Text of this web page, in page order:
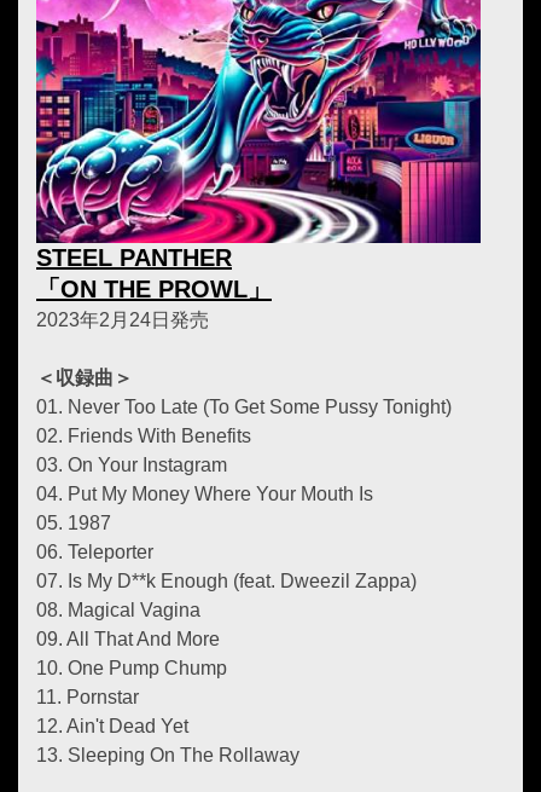
STEEL PANTHER
「ON THE PROWL」
2023年2月24日発売
＜収録曲＞
01. Never Too Late (To Get Some Pussy Tonight)
02. Friends With Benefits
03. On Your Instagram
04. Put My Money Where Your Mouth Is
05. 1987
06. Teleporter
07. Is My D**k Enough (feat. Dweezil Zappa)
08. Magical Vagina
09. All That And More
10. One Pump Chump
11. Pornstar
12. Ain't Dead Yet
13. Sleeping On The Rollaway